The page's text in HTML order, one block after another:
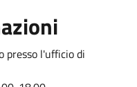
presso l'ufficio di